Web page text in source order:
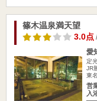
篠木温泉満天望
3.0点/
愛
定
JR
東
営
入